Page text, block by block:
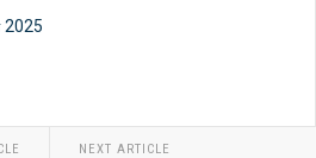
2025
NEXT ARTICLE